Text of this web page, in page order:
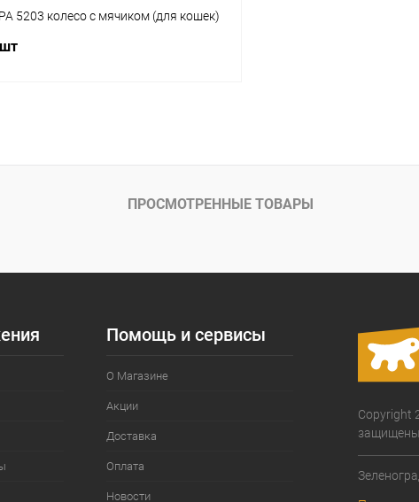
5203 колесо с мячиком (для кошек)
ПРОСМОТРЕННЫЕ ТОВАРЫ
Помощь и сервисы
О Магазине
Акции
Доставка
Оплата
Новости
Copyright